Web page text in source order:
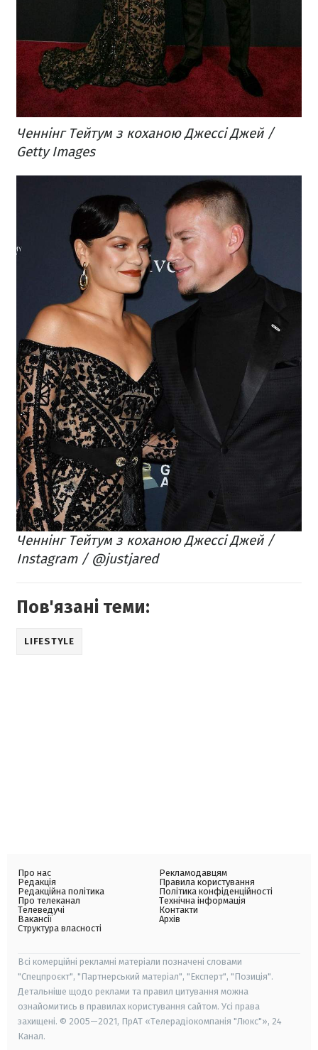
Ченнінг Тейтум з коханою Джессі Джей /
Getty Images
Ченнінг Тейтум з коханою Джессі Джей /
Instagram / @justjared
Пов'язані теми:
LIFESTYLE
Про нас
Редакція
Редакційна політика
Про телеканал
Телеведучі
Вакансії
Структура власності
Рекламодавцям
Правила користування
Політика конфіденційності
Технічна інформація
Контакти
Архів
Всі комерційні рекламні матеріали позначені словами
"Спецпроєкт", "Партнерський матеріал", "Експерт", "Позиція".
Детальніше щодо реклами та правил цитування можна
ознайомитись в правилах користування сайтом. Усі права
захищені. © 2005—2021, ПрАТ «Телерадіокомпанія "Люкс"», 24
Канал.